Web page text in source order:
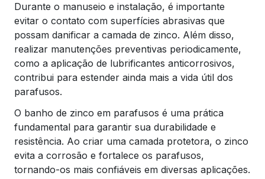
Durante o manuseio e instalação, é importante
evitar o contato com superfícies abrasivas que
possam danificar a camada de zinco. Além disso,
realizar manutenções preventivas periodicamente,
como a aplicação de lubrificantes anticorrosivos,
contribui para estender ainda mais a vida útil dos
parafusos.
O banho de zinco em parafusos é uma prática
fundamental para garantir sua durabilidade e
resistência. Ao criar uma camada protetora, o zinco
evita a corrosão e fortalece os parafusos,
tornando-os mais confiáveis em diversas aplicações.